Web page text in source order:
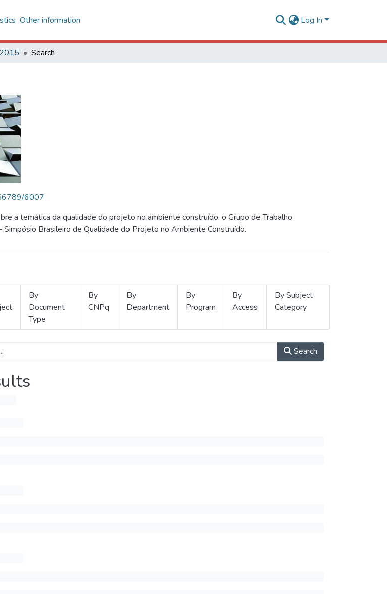
Other information Log In
Search
6007
a temática da qualidade do projeto no ambiente construído, o Grupo de Trabalho
Brasileiro de Qualidade do Projeto no Ambiente Construído.
By
Document
Type
By
CNPq
By
Department
By
Program
By
Access
By Subject
Category
Search